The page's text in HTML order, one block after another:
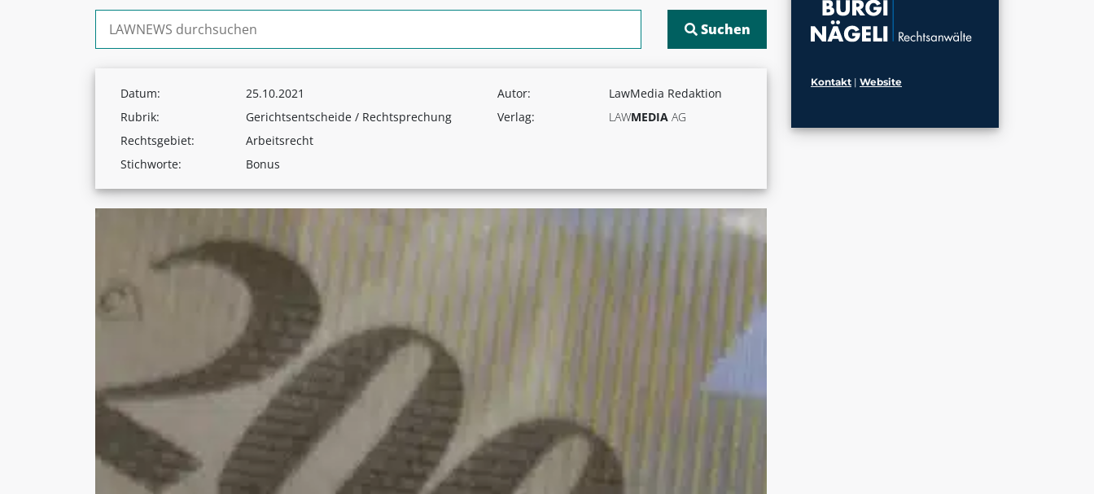
Datum:
25.10.2021
Rubrik:
Gerichtsentscheide / Rechtsprechung
Rechtsgebiet:
Arbeitsrecht
Stichworte:
Bonus
Autor:
LawMedia Redaktion
Verlag:
LAWMEDIA AG
Kontakt | Website